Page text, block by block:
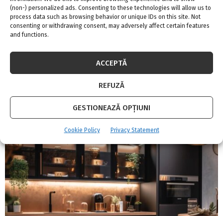
(non-) personalized ads. Consenting to these technologies will allow us to
process data such as browsing behavior or unique IDs on this site. Not
consenting or withdrawing consent, may adversely affect certain features
and functions.
ACCEPTĂ
REFUZĂ
GESTIONEAZĂ OPȚIUNI
Cookie Policy Privacy Statement
FII LA CURENT CU NOUTATILE
INSTAGRAM
Please enter an Access Token